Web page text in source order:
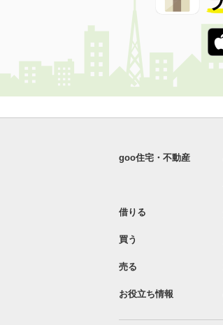
goo住宅・不動産
借りる
買う
売る
お役立ち情報